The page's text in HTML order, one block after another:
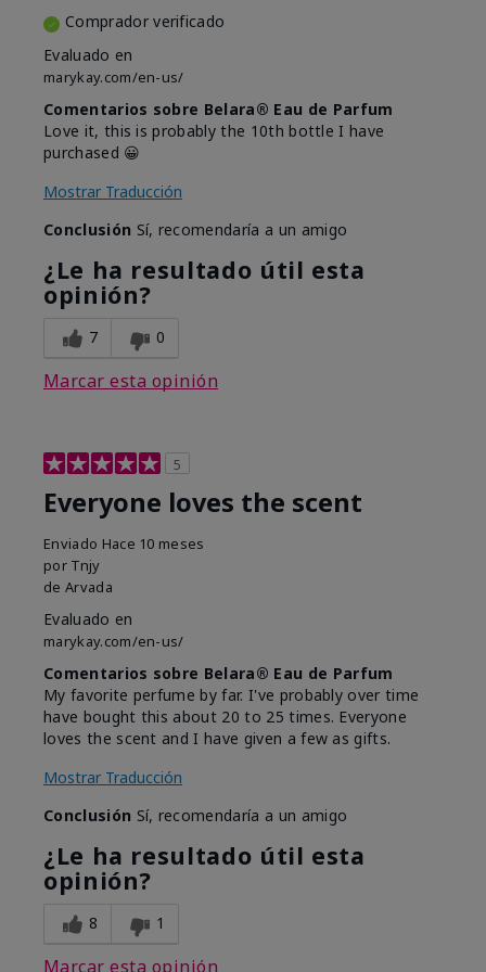
Comprador verificado
Evaluado en
marykay.com/en-us/
Comentarios sobre Belara® Eau de Parfum
Love it, this is probably the 10th bottle I have
purchased 😀
Mostrar Traducción
Conclusión Sí, recomendaría a un amigo
¿Le ha resultado útil esta
opinión?
7 0
Marcar esta opinión
5
Everyone loves the scent
Enviado Hace 10 meses
por Tnjy
de Arvada
Evaluado en
marykay.com/en-us/
Comentarios sobre Belara® Eau de Parfum
My favorite perfume by far. I've probably over time
have bought this about 20 to 25 times. Everyone
loves the scent and I have given a few as gifts.
Mostrar Traducción
Conclusión Sí, recomendaría a un amigo
¿Le ha resultado útil esta
opinión?
8 1
Marcar esta opinión